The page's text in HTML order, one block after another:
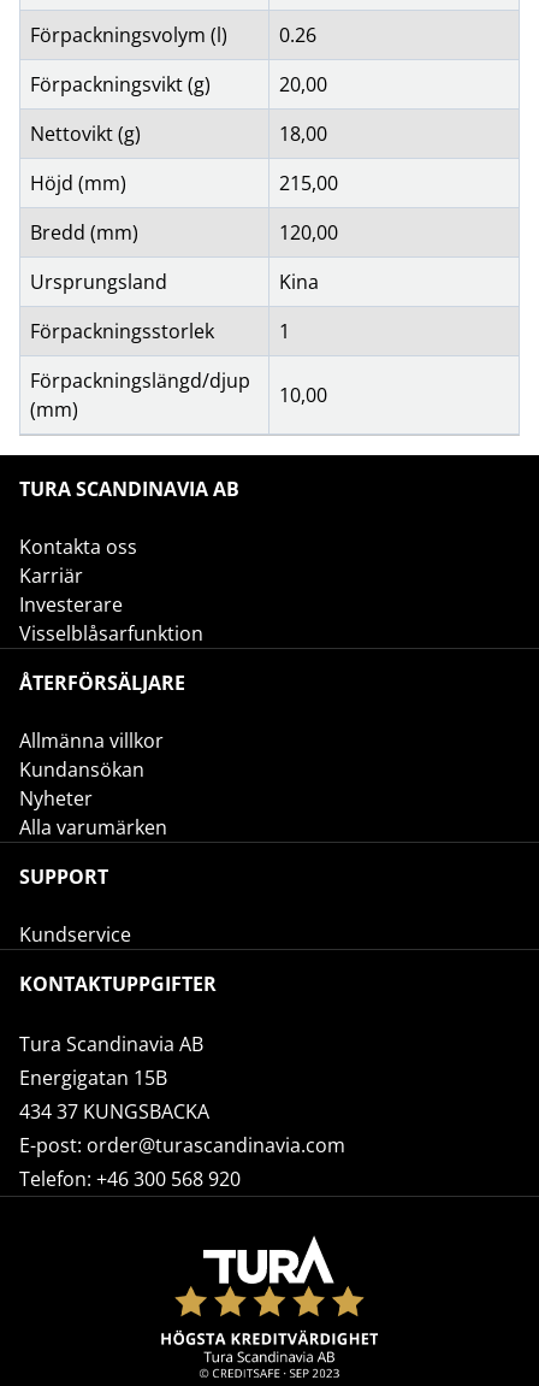
Förpackningsvolym (l)
0.26
Förpackningsvikt (g)
20,00
Nettovikt (g)
18,00
Höjd (mm)
215,00
Bredd (mm)
120,00
Ursprungsland
Kina
Förpackningsstorlek
1
Förpackningslängd/djup
(mm)
10,00
TURA SCANDINAVIA AB
Kontakta oss
Karriär
Investerare
Visselblåsarfunktion
ÅTERFÖRSÄLJARE
Allmänna villkor
Kundansökan
Nyheter
Alla varumärken
SUPPORT
Kundservice
KONTAKTUPPGIFTER
Tura Scandinavia AB
Energigatan 15B
434 37 KUNGSBACKA
E-post: order@turascandinavia.com
Telefon: +46 300 568 920